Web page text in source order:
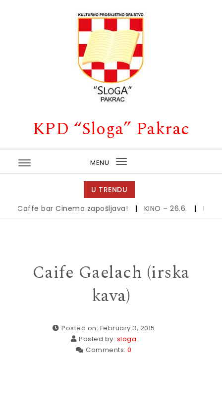
KPD “Sloga” Pakrac
MENU
Toggle
navigation
U TRENDU
Caffe bar Cinema zapošljava!
KINO – 26.6. Kino
Caife Gaelach (irska
kava)
Posted on: February 3, 2015
Posted by: sloga
Comments: 0